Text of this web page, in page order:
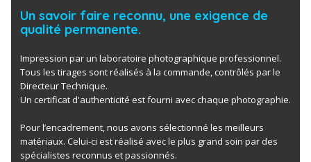
Un savoir faire reconnu, une exigence de
qualité permanente.
Impression par un laboratoire photographique professionnel.
Tous les tirages sont réalisés à la commande, contrôlés par le
Directeur Technique.
Un certificat d'authenticité est fourni avec chaque photographie.
Pour l’encadrement, nous avons sélectionné les meilleurs
matériaux. Celui-ci est réalisé avec le plus grand soin par des
spécialistes reconnus et passionnés.